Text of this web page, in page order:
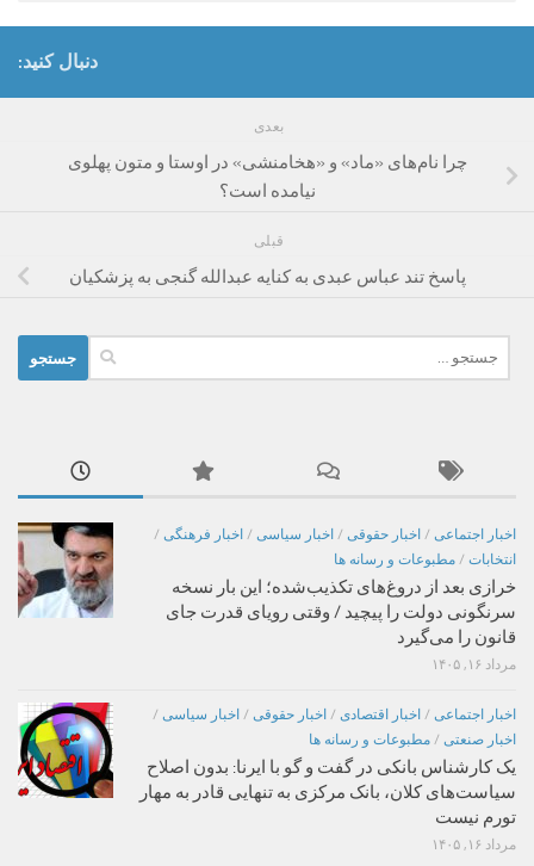
دنبال کنید:
بعدی
چرا نام‌های «ماد» و «هخامنشی» در اوستا و متون پهلوی
نیامده است؟
قبلی
پاسخ تند عباس عبدی به کنایه عبدالله گنجی به پزشکیان
برای:
اخبار اجتماعی / اخبار حقوقی / اخبار سیاسی / اخبار فرهنگی /
انتخابات / مطبوعات و رسانه ها
خرازی بعد از دروغ‌های تکذیب‌شده؛ این بار نسخه
سرنگونی دولت را پیچید / وقتی رویای قدرت جای
قانون را می‌گیرد
مرداد ۱۶, ۱۴۰۵
اخبار اجتماعی / اخبار اقتصادی / اخبار حقوقی / اخبار سیاسی /
اخبار صنعتی / مطبوعات و رسانه ها
یک کارشناس بانکی در گفت و گو با ایرنا: بدون اصلاح
سیاست‌های کلان، بانک مرکزی به تنهایی قادر به مهار
تورم نیست
مرداد ۱۶, ۱۴۰۵